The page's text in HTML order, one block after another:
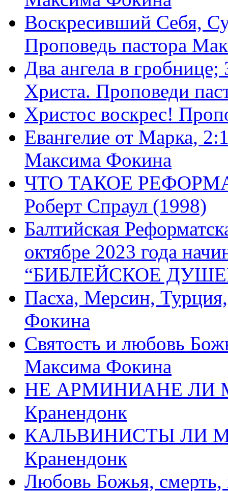
Воскресивший Себя,
Проповедь пастора
Два ангела в
Христа. Проповеди
Христос воскрес!
Евангелие от Марка,
Максима Фокина
ЧТО ТАКОЕ
Роберт Спраул (1998)
Балтийская
октябре 2023 года
“БИБЛЕЙСКОЕ
Пасха, Мерсин,
Фокина
Святость и любовь
Максима Фокина
НЕ АРМИНИАНЕ ЛИ
Кранендонк
КАЛЬВИНИСТЫ ЛИ
Кранендонк
Любовь Божья, смерть,